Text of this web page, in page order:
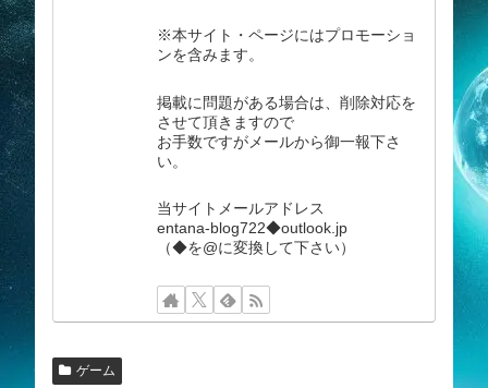
※本サイト・ページにはプロモーショ
ンを含みます。
掲載に問題がある場合は、削除対応を
させて頂きますので
お手数ですがメールから御一報下さ
い。
当サイトメールアドレス
entana-blog722◆outlook.jp
（◆を@に変換して下さい）
ゲーム